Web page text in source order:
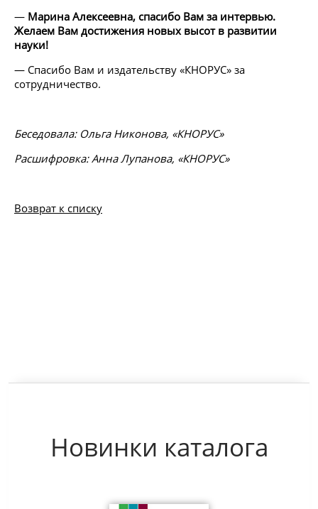
— Марина Алексеевна, спасибо Вам за интервью.
Желаем Вам достижения новых высот в развитии
науки!
— Спасибо Вам и издательству «КНОРУС» за
сотрудничество.
Беседовала: Ольга Никонова, «КНОРУС»
Расшифровка: Анна Лупанова, «КНОРУС»
Возврат к списку
Новинки каталога